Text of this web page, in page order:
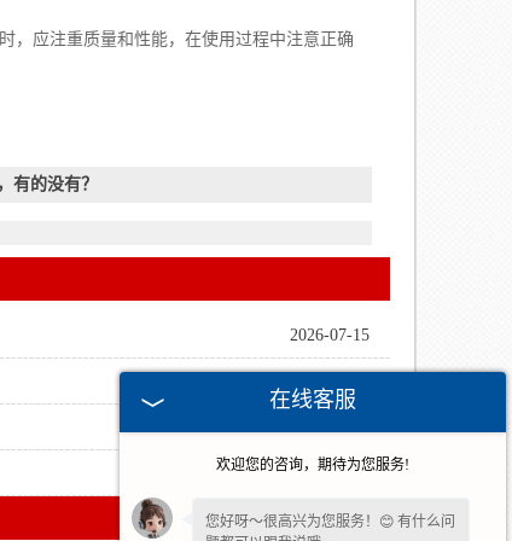
应注重质量和性能，在使用过程中注意正确
有的没有？
2026-07-15
2026-03-19
在线客服
欢迎您的咨询，期待为您服务!
您好呀～很高兴为您服务！😊 有什么问